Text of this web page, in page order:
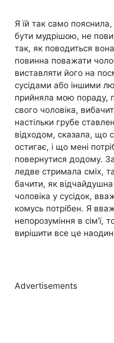
Я їй так само
бути мудрішою, не
так, як поводиться
повинна поважати
виставляти його на
сусідами або іншими
прийняла мою пораду,
свого чоловіка,
настільки грубе
відходом, сказала, що
остигає, і що мені
повернутися додому.
ледве стримала сміх,
бачити, як
чоловіка у сусідок,
комусь потрібен. Я
непорозуміння в сім’ї,
вирішити все це
Advertisements